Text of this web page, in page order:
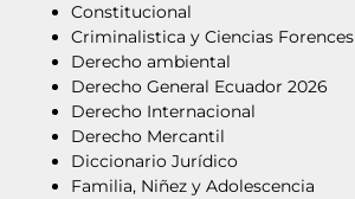
Constitucional
Criminalistica y Ciencias Forences
Derecho ambiental
Derecho General Ecuador 2026
Derecho Internacional
Derecho Mercantil
Diccionario Jurídico
Familia, Niñez y Adolescencia